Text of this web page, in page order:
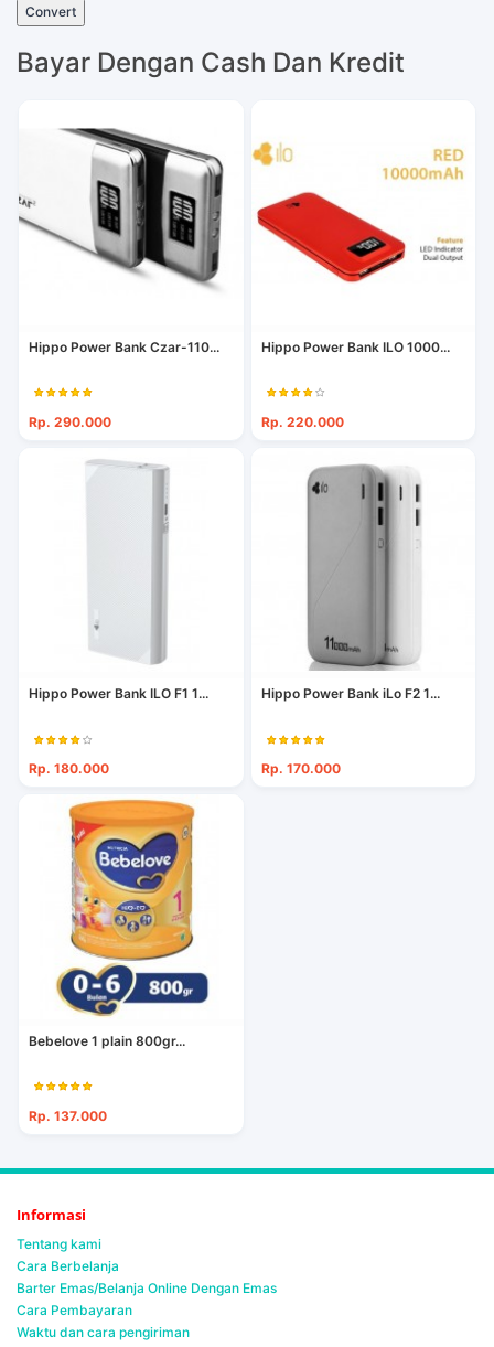
Convert
Bayar Dengan Cash Dan Kredit
Hippo Power Bank Czar-110...
Rp. 290.000
Hippo Power Bank ILO 1000...
Rp. 220.000
Hippo Power Bank ILO F1 1...
Rp. 180.000
Hippo Power Bank iLo F2 1...
Rp. 170.000
Bebelove 1 plain 800gr...
Rp. 137.000
Informasi
Tentang kami
Cara Berbelanja
Barter Emas/Belanja Online Dengan Emas
Cara Pembayaran
Waktu dan cara pengiriman